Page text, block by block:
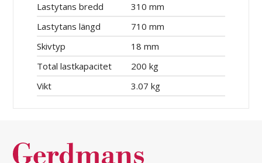
Lastytans bredd
310 mm
Lastytans längd
710 mm
Skivtyp
18 mm
Total lastkapacitet
200 kg
Vikt
3.07 kg